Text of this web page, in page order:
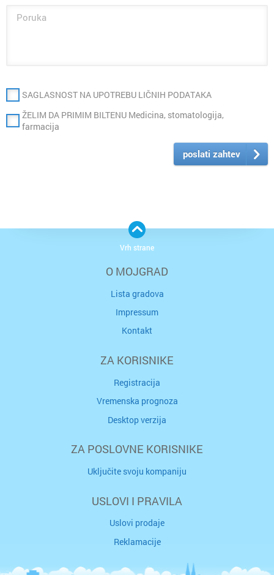
SAGLASNOST NA UPOTREBU LIČNIH PODATAKA
ŽELIM DA PRIMIM BILTENU Medicina, stomatologija,
farmacija
poslati zahtev
O MOJGRAD
Lista gradova
Impressum
Kontakt
ZA KORISNIKE
Registracija
Vremenska prognoza
Desktop verzija
ZA POSLOVNE KORISNIKE
Uključite svoju kompaniju
USLOVI I PRAVILA
Uslovi prodaje
Reklamacije
Vrh strane